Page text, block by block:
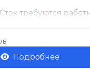
требуются
Подробнее